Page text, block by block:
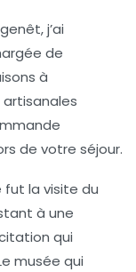
, j’ai
de
à
de votre séjour.
la visite du
à une
qui
musée qui